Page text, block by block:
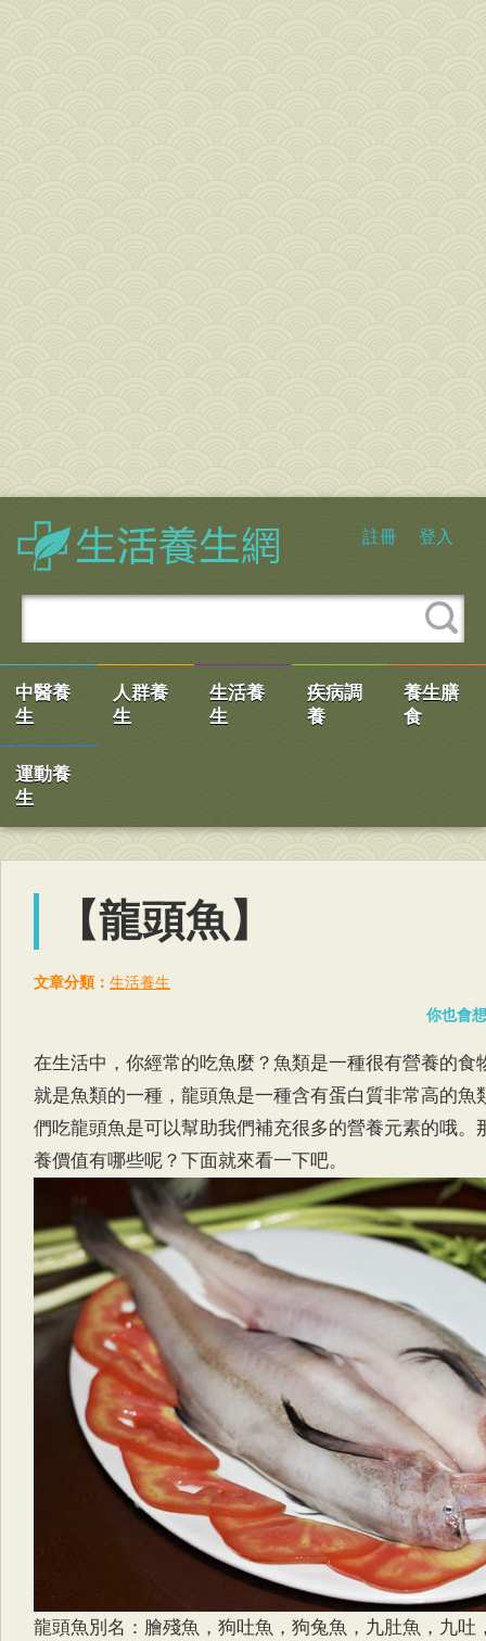
註冊 登入
中醫養
生
人群養
生
生活養
生
疾病調
養
養生膳
食
運動養
生
【龍頭魚】
文章分類： 生活養生
你也會
在生活中，你經常的吃魚麼？魚類是一種很有營養的食
就是魚類的一種，龍頭魚是一種含有蛋白質非常高的魚
們吃龍頭魚是可以幫助我們補充很多的營養元素的哦。
養價值有哪些呢？下面就來看一下吧。
龍頭魚別名：膾殘魚，狗吐魚，狗兔魚，九肚魚，九吐